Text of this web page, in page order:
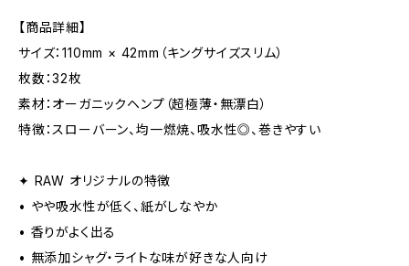
【商品詳細】
サイズ：110mm × 42mm（キングサイズスリム）
枚数：32枚
素材：オーガニックヘンプ（超極薄・無漂白）
特徴：スローバーン、均一燃焼、吸水性◎、巻きやすい
✦ RAW オリジナルの特徴
• やや吸水性が低く、紙がしなやか
• 香りがよく出る
• 無添加シャグ・ライトな味が好きな人向け